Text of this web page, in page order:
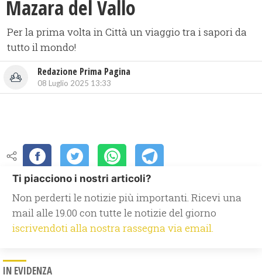
Mazara del Vallo
Per la prima volta in Città un viaggio tra i sapori da
tutto il mondo!
Redazione Prima Pagina
08 Luglio 2025 13:33
Ti piacciono i nostri articoli?
Non perderti le notizie più importanti. Ricevi una
mail alle 19.00 con tutte le notizie del giorno
iscrivendoti alla nostra rassegna via email.
IN EVIDENZA